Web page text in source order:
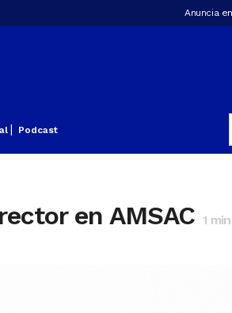
Anuncia
Podcast
en AMSAC 1